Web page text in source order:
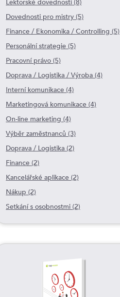
Lektorské dovednosti (8)
Dovednosti pro mistry (5)
Finance / Ekonomika / Controlling (5)
Personální strategie (5)
Pracovní právo (5)
Doprava / Logistika / Výroba (4)
Interní komunikace (4)
Marketingová komunikace (4)
On-line marketing (4)
Výběr zaměstnanců (3)
Doprava / Logistika (2)
Finance (2)
Kancelářské aplikace (2)
Nákup (2)
Setkání s osobnostmi (2)